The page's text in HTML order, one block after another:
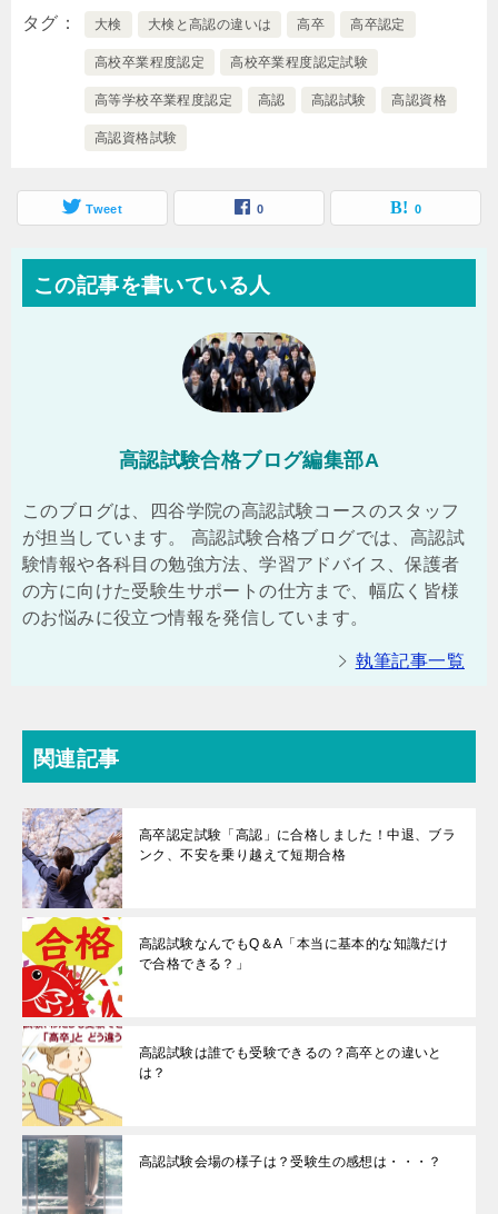
タグ 大検 大検と高認の違いは 高卒 高卒認定
高校卒業程度認定 高校卒業程度認定試験
高等学校卒業程度認定 高認 高認試験 高認資格
高認資格試験
Tweet 0 0
この記事を書いている人
高認試験合格ブログ編集部A
このブログは、四谷学院の高認試験コースのスタッフ
が担当しています。 高認試験合格ブログでは、高認試
験情報や各科目の勉強方法、学習アドバイス、保護者
の方に向けた受験生サポートの仕方まで、幅広く皆様
のお悩みに役立つ情報を発信しています。
執筆記事一覧
関連記事
高卒認定試験「高認」に合格しました！中退、ブラ
ンク、不安を乗り越えて短期合格
高認試験なんでもQ＆A「本当に基本的な知識だけ
で合格できる？」
高認試験は誰でも受験できるの？高卒との違いと
は？
高認試験会場の様子は？受験生の感想は・・・？